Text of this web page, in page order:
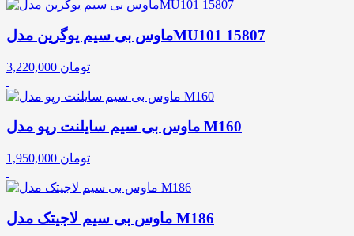
ماوس بی سیم یوگرین مدلMU101 15807
3,220,000 تومان
ماوس بی سیم سایلنت رپو مدل M160
1,950,000 تومان
ماوس بی سیم لاجیتک مدل M186